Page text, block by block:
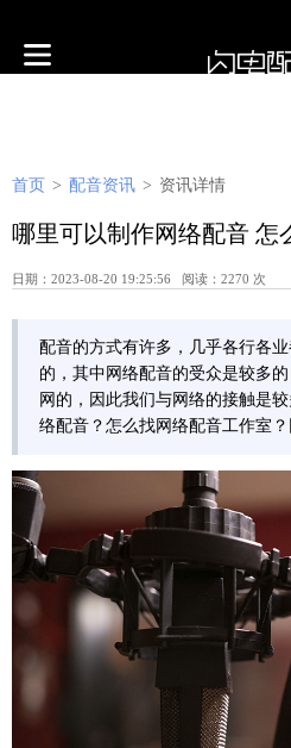
首页 > 配音资讯 > 资讯详情
哪里可以制作网络配音 怎
日期：2023-08-20 19:25:56 阅读：2270 次
配音的方式有许多，几乎各行各
的，其中网络配音的受众是较多
网的，因此我们与网络的接触是
络配音？怎么找网络配音工作室